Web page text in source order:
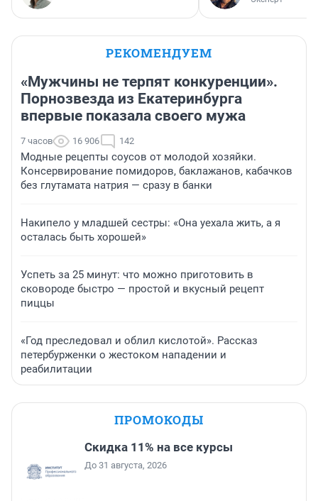
РЕКОМЕНДУЕМ
«Мужчины не терпят конкуренции».
Порнозвезда из Екатеринбурга
впервые показала своего мужа
7 часов 16 906 142
Модные рецепты соусов от молодой хозяйки.
Консервирование помидоров, баклажанов, кабачков
без глутамата натрия — сразу в банки
Накипело у младшей сестры: «Она уехала жить, а я
осталась быть хорошей»
Успеть за 25 минут: что можно приготовить в
сковороде быстро — простой и вкусный рецепт
пиццы
«Год преследовал и облил кислотой». Рассказ
петербурженки о жестоком нападении и
реабилитации
ПРОМОКОДЫ
Скидка 11% на все курсы
До 31 августа, 2026